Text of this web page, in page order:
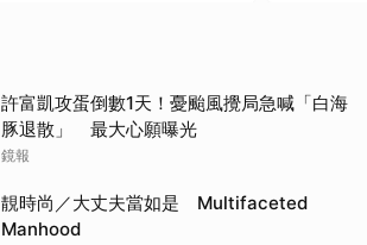
許富凱攻蛋倒數1天！憂颱風攪局急喊「白海
豚退散」 最大心願曝光
鏡報
靚時尚／大丈夫當如是 Multifaceted
Manhood